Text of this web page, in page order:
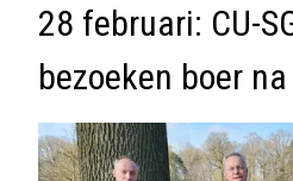
28 februari: CU-
bezoeken boer